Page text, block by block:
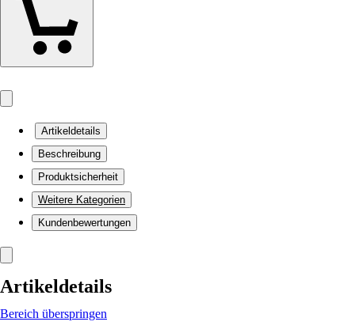
Artikeldetails
Beschreibung
Produktsicherheit
Weitere Kategorien
Kundenbewertungen
Artikeldetails
Bereich überspringen